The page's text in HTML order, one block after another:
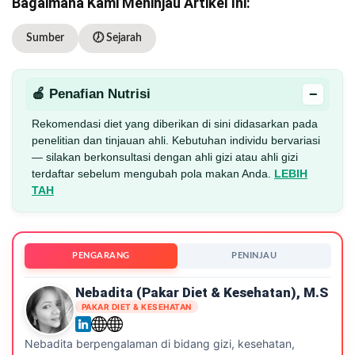
Sumber 🕖 Sejarah
🍎 Penafian Nutrisi −
Rekomendasi diet yang diberikan di sini didasarkan pada
penelitian dan tinjauan ahli. Kebutuhan individu bervariasi
— silakan berkonsultasi dengan ahli gizi atau ahli gizi
terdaftar sebelum mengubah pola makan Anda. LEBIH
TAH
PENGARANG PENINJAU
Nebadita (Pakar Diet & Kesehatan), M.S
PAKAR DIET & KESEHATAN
Nebadita berpengalaman di bidang gizi, kesehatan,